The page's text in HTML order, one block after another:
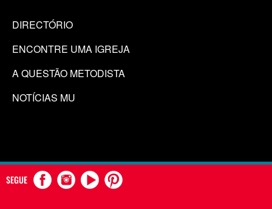
DIRECTÓRIO
ENCONTRE UMA IGREJA
A QUESTÃO METODISTA
NOTÍCIAS MU
SEGUE